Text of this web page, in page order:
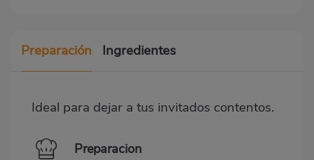
Preparación Ingredientes
Ideal para dejar a tus invitados contentos.
Preparacion